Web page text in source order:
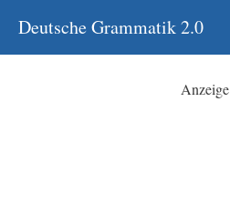
Inhalt
springen
Deutsche Grammatik 2.0
Anzeige